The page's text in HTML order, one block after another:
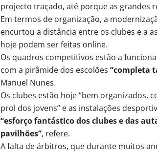
projecto traçado, até porque as grandes
Em termos de organização, a
encurtou a distância entre os clubes e a
hoje podem ser feitas online.
Os quadros competitivos estão a
com a pirâmide dos escolões “completa
Manuel Nunes.
Os clubes estão hoje “bem organizados,
prol dos jovens” e as instalações
“esforço fantástico dos clubes e das
pavilhões”, refere.
A falta de árbitros, que durante muitos